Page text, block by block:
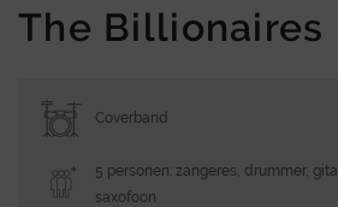
The Billionaires
Coverband
5 personen: zangeres, drummer,
saxofoon